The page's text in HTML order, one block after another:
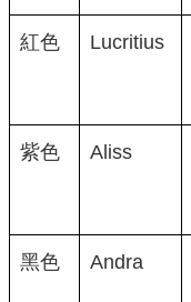
紅色 Lucritius
紫色 Aliss
黑色 Andra